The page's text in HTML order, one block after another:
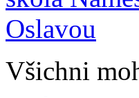
Všichni